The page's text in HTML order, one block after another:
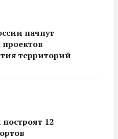
начнут
территорий
12